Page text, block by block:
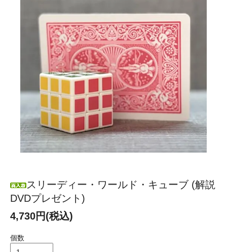
スリーディー・ワールド・キューブ (解説
DVDプレゼント)
4,730円(税込)
個数